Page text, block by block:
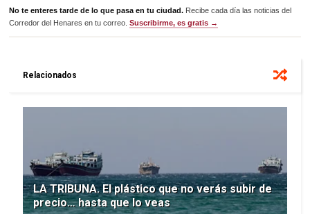
No te enteres tarde de lo que pasa en tu ciudad. Recibe cada día las noticias del
Corredor del Henares en tu correo.Suscribirme, es gratis →
Relacionados
LA TRIBUNA. El plástico que no verás subir de
precio… hasta que lo veas